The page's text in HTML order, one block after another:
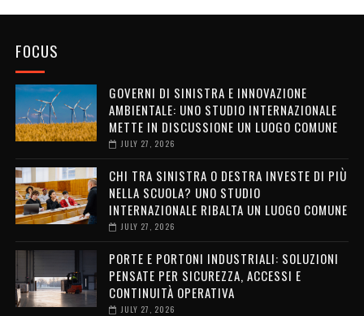
FOCUS
GOVERNI DI SINISTRA E INNOVAZIONE
AMBIENTALE: UNO STUDIO INTERNAZIONALE
METTE IN DISCUSSIONE UN LUOGO COMUNE
JULY 27, 2026
CHI TRA SINISTRA O DESTRA INVESTE DI PIÙ
NELLA SCUOLA? UNO STUDIO
INTERNAZIONALE RIBALTA UN LUOGO COMUNE
JULY 27, 2026
PORTE E PORTONI INDUSTRIALI: SOLUZIONI
PENSATE PER SICUREZZA, ACCESSI E
CONTINUITÀ OPERATIVA
JULY 27, 2026